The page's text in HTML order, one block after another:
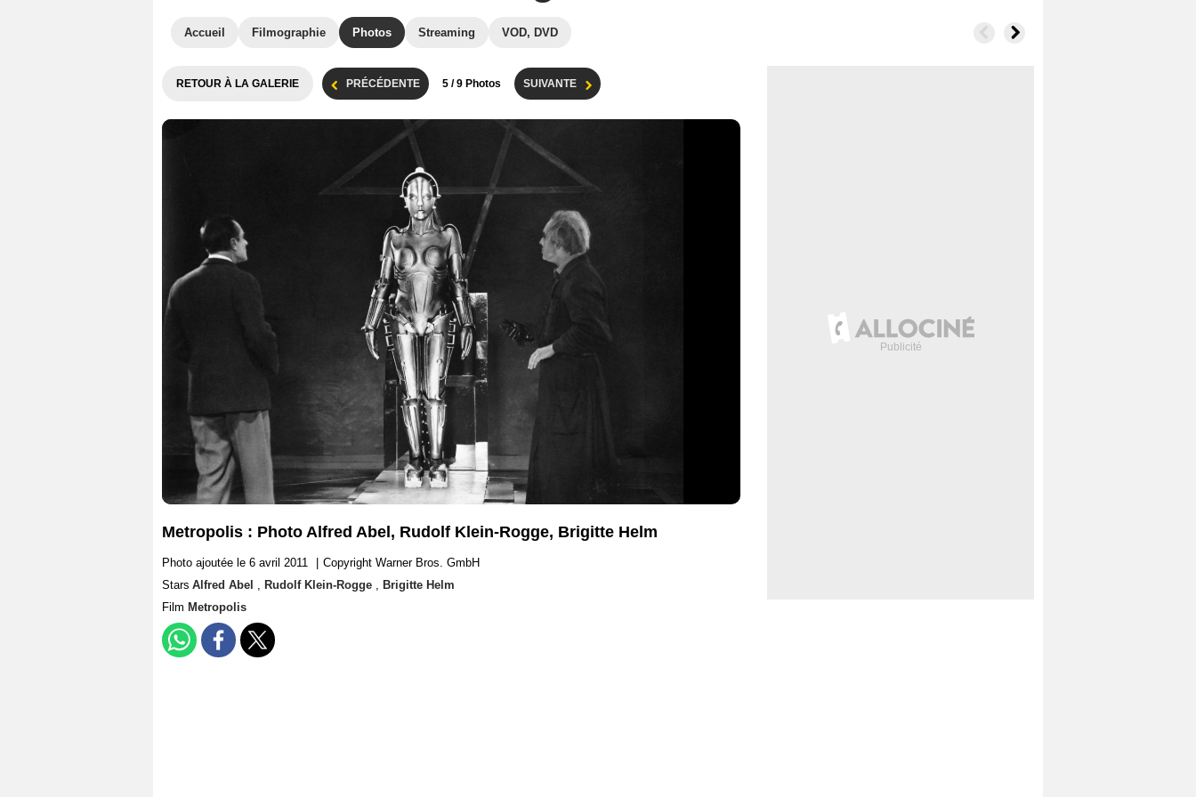
Accueil Filmographie Photos Streaming VOD, DVD
RETOUR À LA GALERIE PRÉCÉDENTE 5 / 9 Photos SUIVANTE
Metropolis : Photo Alfred Abel, Rudolf Klein-Rogge, Brigitte Helm
Photo ajoutée le 6 avril 2011
Copyright Warner Bros. GmbH
Stars Alfred Abel , Rudolf Klein-Rogge , Brigitte Helm
Film Metropolis